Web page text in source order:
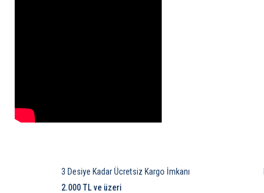
3 Desiye Kadar Ücretsiz Kargo İmkanı
2.000 TL ve üzeri